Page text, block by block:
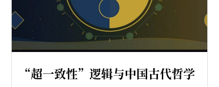
“超一致性”逻辑与中国古代哲学